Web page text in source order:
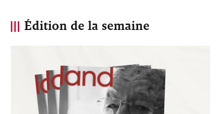
Édition de la semaine